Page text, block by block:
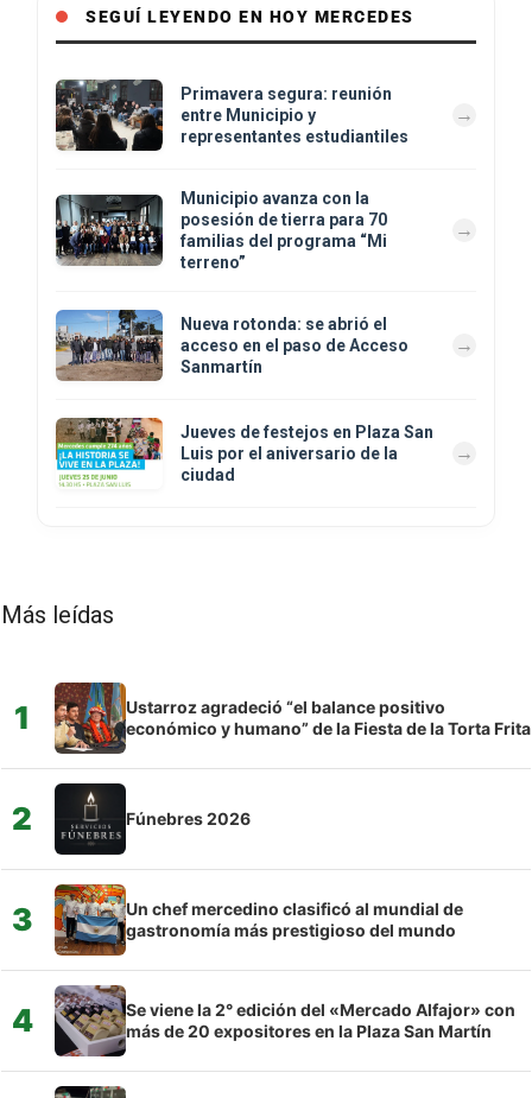
SEGUÍ LEYENDO EN HOY MERCEDES
Primavera segura: reunión
entre Municipio y
representantes estudiantiles
Municipio avanza con la
posesión de tierra para 70
familias del programa “Mi
terreno”
Nueva rotonda: se abrió el
acceso en el paso de Acceso
Sanmartín
Jueves de festejos en Plaza San
Luis por el aniversario de la
ciudad
Más leídas
1
Ustarroz agradeció “el balance positivo
económico y humano” de la Fiesta de la Torta Frita
2 Fúnebres 2026
3
Un chef mercedino clasificó al mundial de
gastronomía más prestigioso del mundo
4
Se viene la 2° edición del «Mercado Alfajor» con
más de 20 expositores en la Plaza San Martín